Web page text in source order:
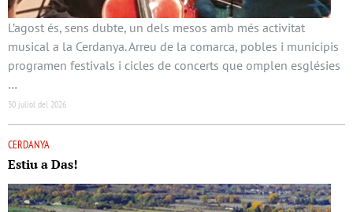
L’agost és, sens dubte, un dels mesos amb més activitat
musical a la Cerdanya. Arreu de la comarca, pobles i municipis
programen festivals i cicles de concerts que omplen esglésies
…
30 juliol del 2026
CERDANYA
Estiu a Das!